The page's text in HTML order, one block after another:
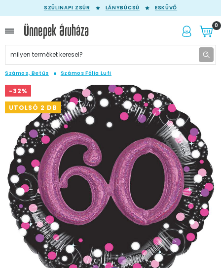
SZÜLINAPI ZSÚR LÁNYBÚCSÚ ESKÜVŐ
0
Számos, Betűs Számos Fólia Lufi
-32%
UTOLSÓ 2 DB